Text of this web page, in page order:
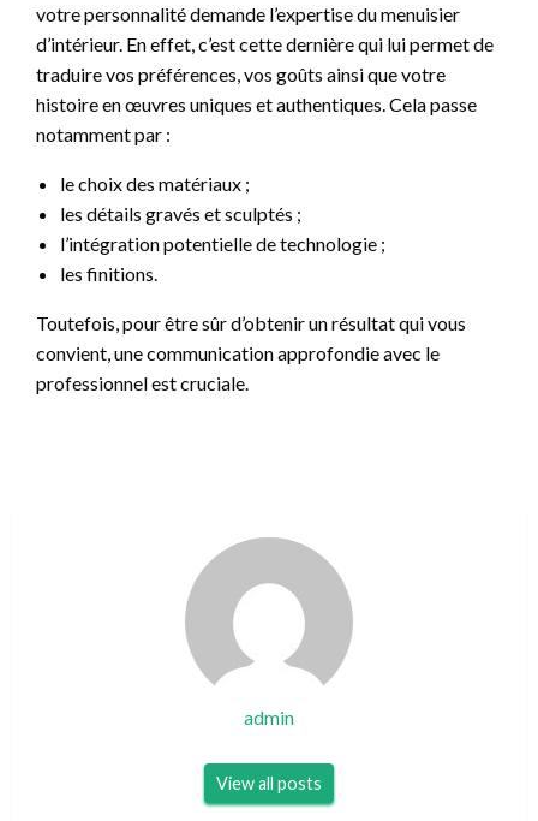
votre personnalité demande l’expertise du menuisier
d’intérieur. En effet, c’est cette dernière qui lui permet de
traduire vos préférences, vos goûts ainsi que votre
histoire en œuvres uniques et authentiques. Cela passe
notamment par :
le choix des matériaux ;
les détails gravés et sculptés ;
l’intégration potentielle de technologie ;
les finitions.
Toutefois, pour être sûr d’obtenir un résultat qui vous
convient, une communication approfondie avec le
professionnel est cruciale.
admin
View all posts